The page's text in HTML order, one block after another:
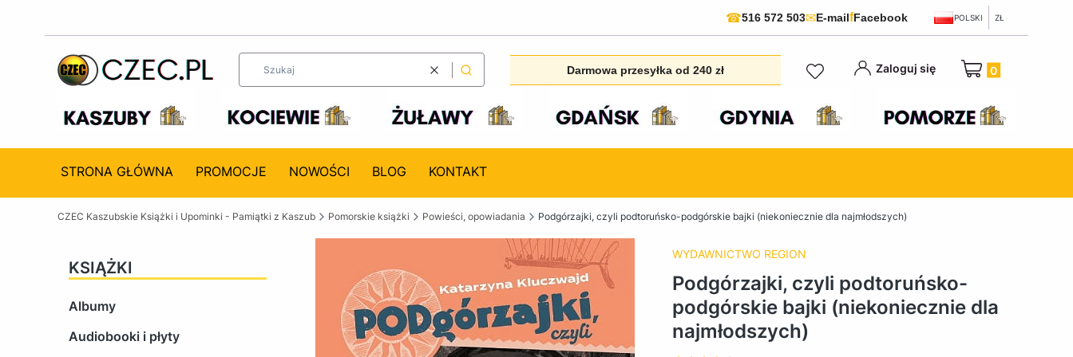
☎516 572 503✉E-mailfFacebook POLSKI ZŁ
WyczyśćSzukaj Darmowa przesyłka od 240 zł Zaloguj się Produkty w
STRONA GŁÓWNA PROMOCJE NOWOŚCI BLOG KONTAKT
CZEC Kaszubskie Książki i Upominki - Pamiątki z Kaszub Pomorskie książki Powieści, opowiadania Podgórzajki, czyli podtoruńsko-podgórskie bajki (niekoniecznie dla najmłodszych)
KSIĄŻKI
Albumy
Audiobooki i płyty
WYDAWNICTWO REGION
Podgórzajki, czyli podtoruńsko-
podgórskie bajki (niekoniecznie dla
najmłodszych)